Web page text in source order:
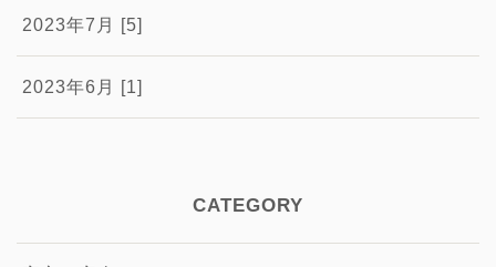
2023年7月 [5]
2023年6月 [1]
CATEGORY